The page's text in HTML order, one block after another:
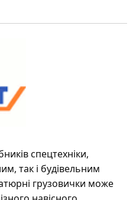
спецтехніки,
так і будівельним
грузовички може